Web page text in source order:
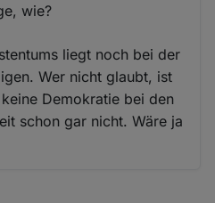
wie?
liegt noch bei der
Wer nicht glaubt, ist
Demokratie bei den
schon gar nicht. Wäre ja